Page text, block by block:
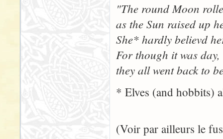
"The round Moon
as the Sun raised up
She* hardly believd
For though it was
they all went back to
* Elves (and hobbits)
(Voir par ailleurs le